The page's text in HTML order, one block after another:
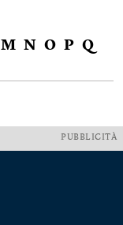
M N O P Q
PUBBLICITÀ